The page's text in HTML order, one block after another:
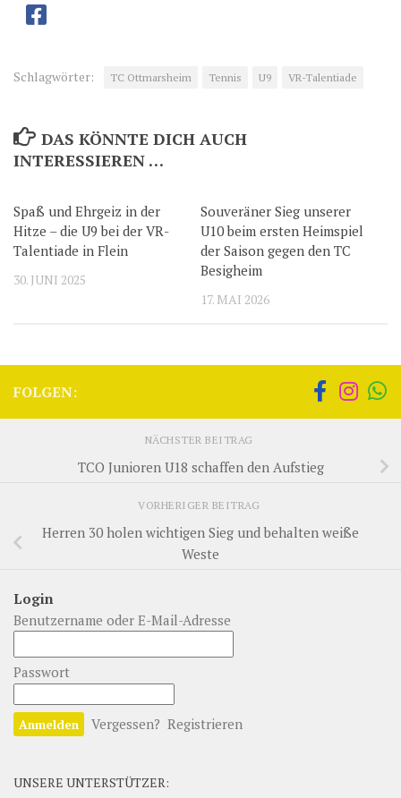
Schlagwörter: TC Ottmarsheim Tennis U9 VR-Talentiade
DAS KÖNNTE DICH AUCH
INTERESSIEREN …
Spaß und Ehrgeiz in der
Hitze – die U9 bei der VR-
Talentiade in Flein
30. JUNI 2025
Souveräner Sieg unserer
U10 beim ersten Heimspiel
der Saison gegen den TC
Besigheim
17. MAI 2026
FOLGEN:
NÄCHSTER BEITRAG
TCO Junioren U18 schaffen den Aufstieg
VORHERIGER BEITRAG
Herren 30 holen wichtigen Sieg und behalten weiße
Weste
Login
Benutzername oder E-Mail-Adresse
Passwort
Vergessen? Registrieren
UNSERE UNTERSTÜTZER: